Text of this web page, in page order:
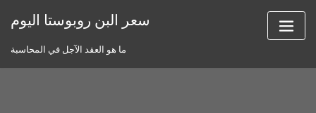
سعر البن روبوستا اليوم
ما هو العقد الآجل في المحاسبة